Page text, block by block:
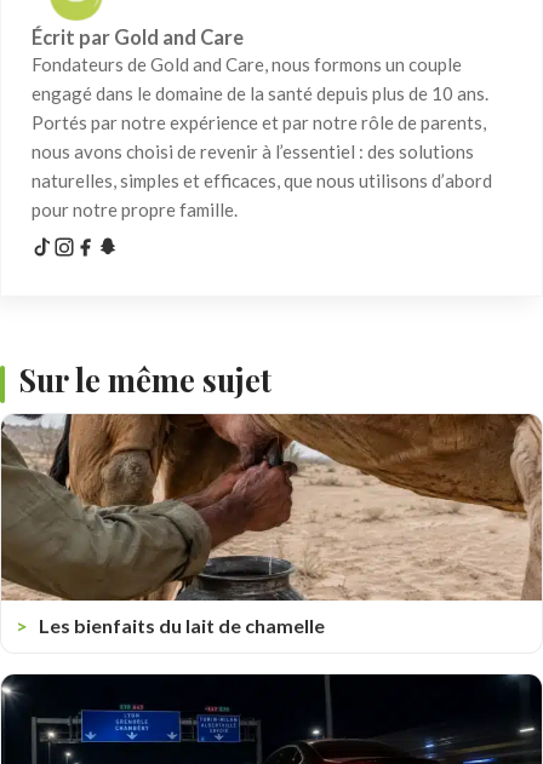
Écrit par Gold and Care
Fondateurs de Gold and Care, nous formons un couple
engagé dans le domaine de la santé depuis plus de 10 ans.
Portés par notre expérience et par notre rôle de parents,
nous avons choisi de revenir à l’essentiel : des solutions
naturelles, simples et efficaces, que nous utilisons d’abord
pour notre propre famille.
Sur le même sujet
Les bienfaits du lait de chamelle